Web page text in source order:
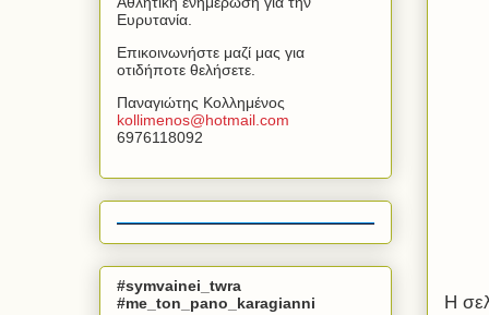
Η
Ευρυτανία.
Επικοινωνήστε μαζί μας για
οτιδήποτε θελήσετε.
Παναγιώτης Κολλημένος
kollimenos@hotmail com
6976118092
#symvainei_twra
#me_ton_pano_karagianni